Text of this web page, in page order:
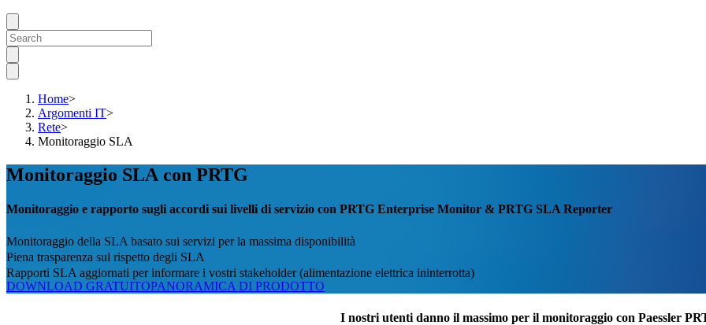
Home>
Argomenti IT>
Rete>
Monitoraggio SLA
Monitoraggio SLA con PRTG
Monitoraggio e rapporto sugli accordi sui livelli di servizio con PRTG Enterprise Monitor & PRTG SLA Reporter
Monitoraggio della SLA basato sui servizi per la massima disponibilità
Piena trasparenza sul rispetto degli SLA
Rapporti SLA aggiornati per informare i vostri stakeholder (alimentazione elettrica ininterrotta)
DOWNLOAD GRATUITOPANORAMICA DI PRODOTTO
I nostri utenti danno il massimo per il monitoraggio con Paessler